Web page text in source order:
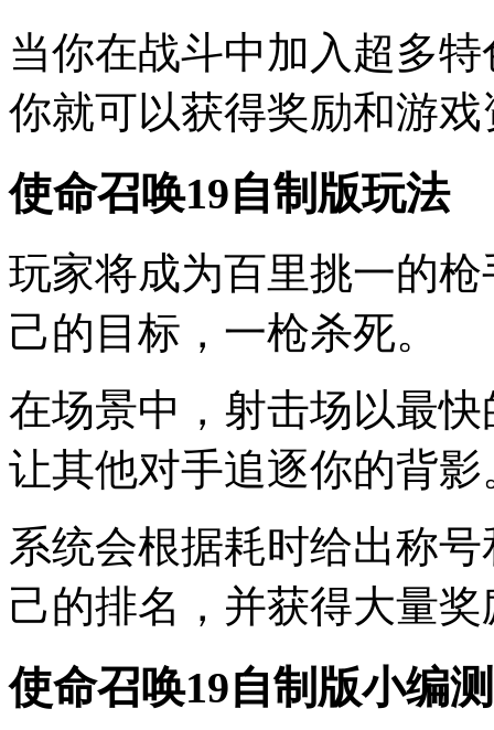
当你在战斗中加入超多
你就可以获得奖励和游戏
使命召唤19自制版玩法
玩家将成为百里挑一的
己的目标，一枪杀死。
在场景中，射击场以最
让其他对手追逐你的背影
系统会根据耗时给出称
己的排名，并获得大量奖
使命召唤19自制版小编